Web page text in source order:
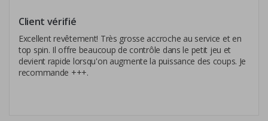
Client vérifié
Excellent revêtement! Très grosse accroche au service et en
top spin. Il offre beaucoup de contrôle dans le petit jeu et
devient rapide lorsqu'on augmente la puissance des coups. Je
recommande +++.